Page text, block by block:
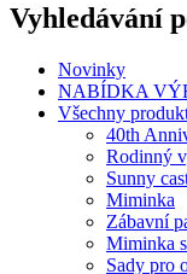
Vyhledávání
Novinky
NABÍDKA
Všechny
40th
Rodinný
Sunny
Miminka
Zábavní
Miminka
Sady pro